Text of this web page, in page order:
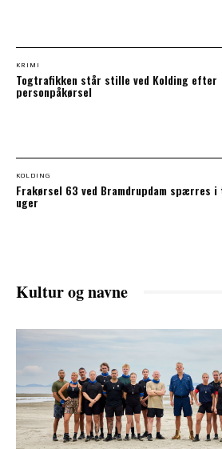
KRIMI
Togtrafikken står stille ved Kolding efter
personpåkørsel
KOLDING
Frakørsel 63 ved Bramdrupdam spærres i
uger
Kultur og navne